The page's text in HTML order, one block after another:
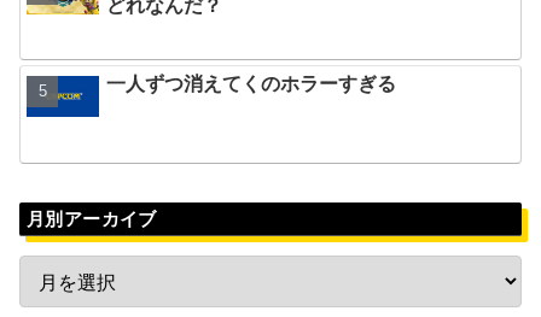
どれなんだ？
一人ずつ消えてくのホラーすぎる
月別アーカイブ